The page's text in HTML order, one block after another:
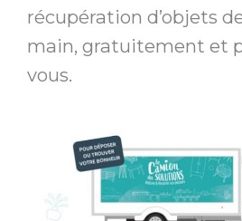
récupération d’objets
main, gratuitement et
vous.